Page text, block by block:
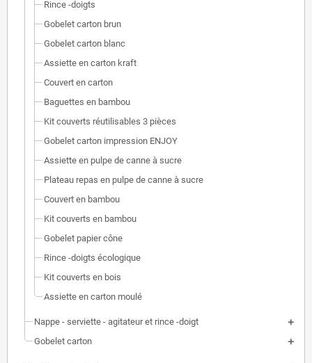
Rince -doigts
Gobelet carton brun
Gobelet carton blanc
Assiette en carton kraft
Couvert en carton
Baguettes en bambou
Kit couverts réutilisables 3 pièces
Gobelet carton impression ENJOY
Assiette en pulpe de canne à sucre
Plateau repas en pulpe de canne à sucre
Couvert en bambou
Kit couverts en bambou
Gobelet papier cône
Rince -doigts écologique
Kit couverts en bois
Assiette en carton moulé
Nappe - serviette - agitateur et rince -doigt
Gobelet carton